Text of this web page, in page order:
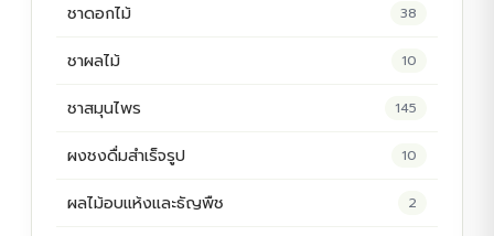
ชาดอกไม้ 38
ชาผลไม้ 10
ชาสมุนไพร 145
ผงชงดื่มสำเร็จรูป 10
ผลไม้อบแห้งและธัญพืช 2